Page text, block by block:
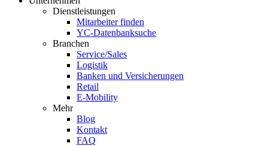
Dienstleistungen
Mitarbeiter finden
YC-Datenbanksuche
Branchen
Service/Sales
Logistik
Banken und Versicherungen
Retail
E-Mobility
Mehr
Blog
Kontakt
FAQ